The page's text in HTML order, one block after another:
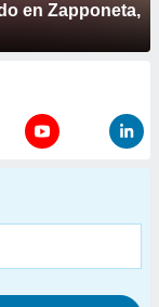
en Zapponeta,